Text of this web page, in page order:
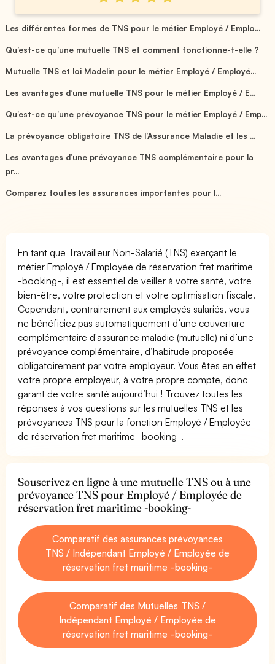
Les différentes formes de TNS pour le métier Employé / Emplo...
Qu’est-ce qu’une mutuelle TNS et comment fonctionne-t-elle ?
Mutuelle TNS et loi Madelin pour le métier Employé / Employé...
Les avantages d’une mutuelle TNS pour le métier Employé / E...
Qu’est-ce qu’une prévoyance TNS pour le métier Employé / Emp...
La prévoyance obligatoire TNS de l’Assurance Maladie et les ...
Les avantages d’une prévoyance TNS complémentaire pour la
pr...
Comparez toutes les assurances importantes pour l...
En tant que Travailleur Non-Salarié (TNS) exerçant le
métier Employé / Employée de réservation fret maritime
-booking-, il est essentiel de veiller à votre santé, votre
bien-être, votre protection et votre optimisation fiscale.
Cependant, contrairement aux employés salariés, vous
ne bénéficiez pas automatiquement d’une couverture
complémentaire d'assurance maladie (mutuelle) ni d’une
prévoyance complémentaire, d’habitude proposée
obligatoirement par votre employeur. Vous êtes en effet
votre propre employeur, à votre propre compte, donc
garant de votre santé aujourd’hui ! Trouvez toutes les
réponses à vos questions sur les mutuelles TNS et les
prévoyances TNS pour la fonction Employé / Employée
de réservation fret maritime -booking-.
Souscrivez en ligne à une mutuelle TNS ou à une
prévoyance TNS pour Employé / Employée de
réservation fret maritime -booking-
Comparatif des assurances prévoyances
TNS / Indépendant Employé / Employée de
réservation fret maritime -booking-
Comparatif des Mutuelles TNS /
Indépendant Employé / Employée de
réservation fret maritime -booking-